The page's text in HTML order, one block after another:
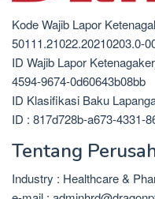
Kode Wajib Lapor
50111.21022.20210203.0-
ID Wajib Lapor
4594-9674-0d60643b08bb
ID Klasifikasi Baku
ID : 817d728b-a673-4331-
Tentang
Industry : Healthcare &